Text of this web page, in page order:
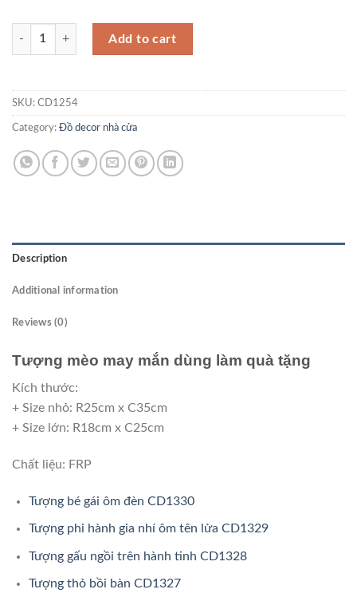
Tượng mèo may mắn dùng làm quà tặng CD1254 quantity
Add to cart
SKU: CD1254
Category: Đồ decor nhà cửa
Description
Additional information
Reviews (0)
Tượng mèo may mắn dùng làm quà tặng
Kích thước:
+ Size nhỏ: R25cm x C35cm
+ Size lớn: R18cm x C25cm
Chất liệu: FRP
Tượng bé gái ôm đèn CD1330
Tượng phi hành gia nhí ôm tên lửa CD1329
Tượng gấu ngồi trên hành tinh CD1328
Tượng thỏ bồi bàn CD1327